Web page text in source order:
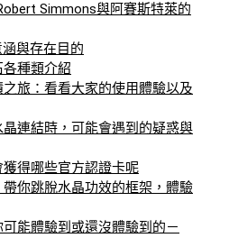
Simmons與阿賽斯特萊的
與存在目的
種類介紹
旅：看看大家的使用體驗以及
連結時，可能會遇到的疑惑與
得哪些官方認證卡呢
你跳脫水晶功效的框架，體驗
能體驗到或還沒體驗到的－